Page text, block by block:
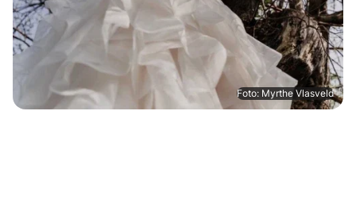
Foto: Myrthe Vlasveld